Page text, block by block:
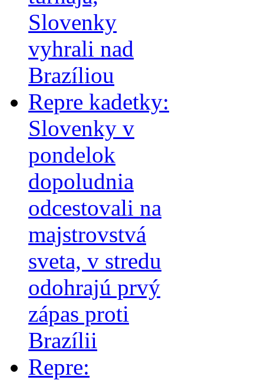
Slovenky
vyhrali nad
Brazíliou
Repre kadetky:
Slovenky v
pondelok
dopoludnia
odcestovali na
majstrovstvá
sveta, v stredu
odohrajú prvý
zápas proti
Brazílii
Repre: